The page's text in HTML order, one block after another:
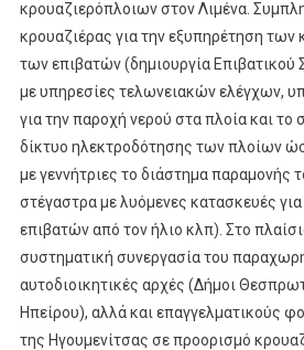
κρουαζιερόπλοιων στον Λιμένα.
κρουαζιέρας για την εξυπηρέτηση των
των επιβατών (δημιουργία Επιβατικού
με υπηρεσίες τελωνειακών ελέγχων,
για την παροχή νερού στα πλοία και
δίκτυο ηλεκτροδότησης των πλοίων
με γεννήτριες το διάστημα παραμονής
στέγαστρα με λυόμενες κατασκευές
επιβατών από τον ήλιο κλπ). Στο
συστηματική συνεργασία του
αυτοδιοικητικές αρχές (Δήμοι
Ηπείρου), αλλά και επαγγελματικούς
της Ηγουμενίτσας σε προορισμό